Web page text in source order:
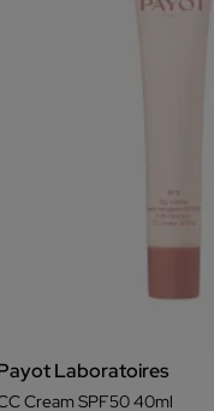
Laboratoires
Cream SPF50 40ml